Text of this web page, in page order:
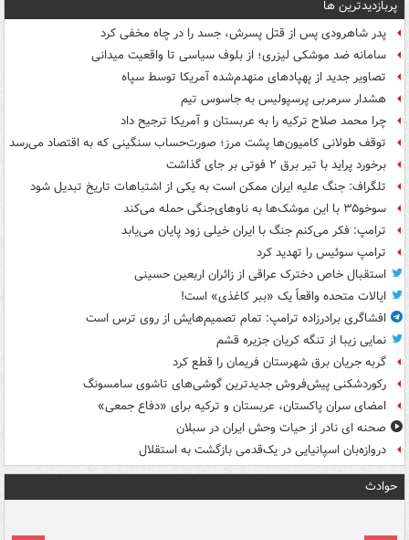
پربازدیدترین ها
پدر شاهرودی پس از قتل پسرش، جسد را در چاه مخفی کرد
سامانه ضد موشکی لیزری؛ از بلوف سیاسی تا واقعیت میدانی
تصاویر جدید از پهپادهای منهدم‌شده آمریکا توسط سپاه
هشدار سرمربی پرسپولیس به جاسوس تیم
چرا محمد صلاح ترکیه را به عربستان و آمریکا ترجیح داد
توقف طولانی کامیون‌ها پشت مرز؛ صورت‌حساب سنگینی که به اقتصاد می‌رسد
برخورد پراید با تیر برق ۲ فوتی بر جای گذاشت
تلگراف: جنگ علیه ایران ممکن است به یکی از اشتباهات تاریخ تبدیل شود
سوخو۳۵ با این موشک‌ها به ناوهای‌جنگی حمله می‌کند
ترامپ: فکر می‌کنم جنگ با ایران خیلی زود پایان می‌یابد
ترامپ سوئیس را تهدید کرد
استقبال خاص دخترک عراقی از زائران اربعین حسینی
ایالات متحده واقعاً یک «ببر کاغذی» است!
افشاگری برادرزاده ترامپ: تمام تصمیم‌هایش از روی ترس است
نمایی زیبا از تنگه کریان جزیره قشم
گربه جریان برق شهرستان فریمان را قطع کرد
رکوردشکنی پیش‌فروش جدیدترین گوشی‌های تاشوی سامسونگ
امضای سران پاکستان، عربستان و ترکیه برای «دفاع جمعی»
صحنه ای نادر از حیات وحش ایران در سبلان
دروازه‌بان اسپانیایی در یک‌قدمی بازگشت به استقلال
حوادث